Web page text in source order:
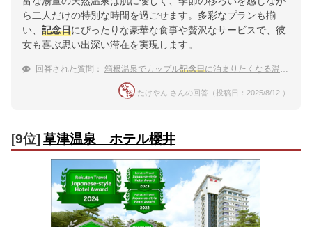
ら二人だけの特別な時間を過ごせます。多彩なプランも揃
い、 記念日にぴったりな豪華な食事や贅沢なサービスで、彼
女も喜ぶ思い出深い滞在を実現します。
回答された質問： 箱根温泉でカップル記念日に泊まりたくなる温泉宿
たけやん さんの回答（投稿日：2025/8/12 ）
[9位]草津温泉 ホテル櫻井